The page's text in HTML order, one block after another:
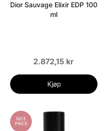
Dior Sauvage Elixir EDP 100
ml
2.872,15 kr
Kjøp
NICE
PRICE